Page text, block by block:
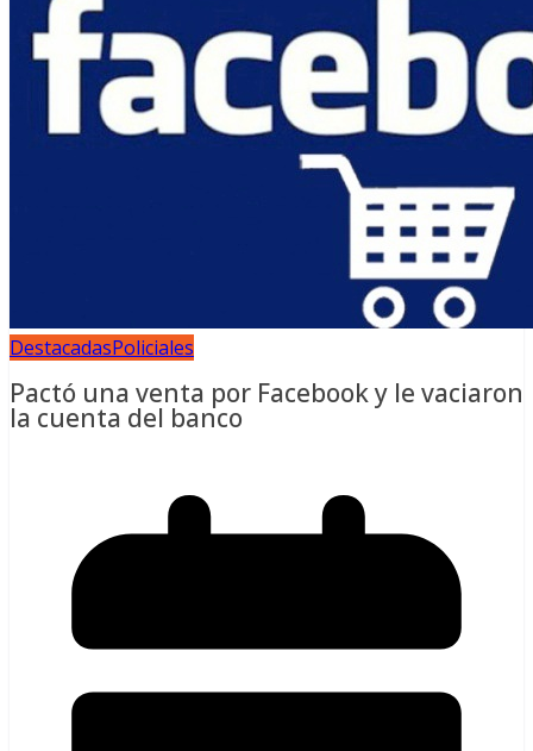
DestacadasPoliciales
Pactó una venta por Facebook y le vaciaron
la cuenta del banco